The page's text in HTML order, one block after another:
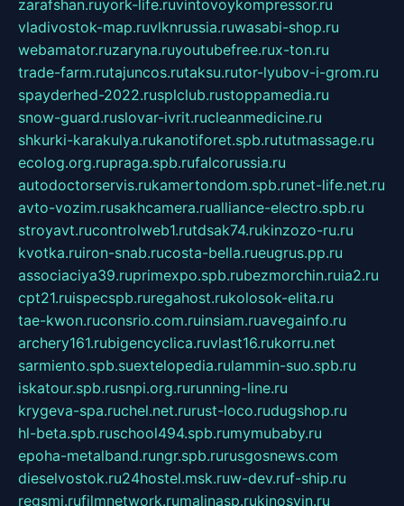
zarafshan.ruyork-life.ruvintovoykompressor.ru
vladivostok-map.ruvlknrussia.ruwasabi-shop.ru
webamator.ruzaryna.ruyoutubefree.rux-ton.ru
trade-farm.rutajuncos.rutaksu.rutor-lyubov-i-grom.ru
spayderhed-2022.rusplclub.rustoppamedia.ru
snow-guard.ruslovar-ivrit.rucleanmedicine.ru
shkurki-karakulya.rukanotiforet.spb.rututmassage.ru
ecolog.org.rupraga.spb.rufalcorussia.ru
autodoctorservis.rukamertondom.spb.runet-life.net.ru
avto-vozim.rusakhcamera.rualliance-electro.spb.ru
stroyavt.rucontrolweb1.rutdsak74.rukinzozo-ru.ru
kvotka.ruiron-snab.rucosta-bella.rueugrus.pp.ru
associaciya39.ruprimexpo.spb.rubezmorchin.ruia2.ru
cpt21.ruispecspb.ruregahost.rukolosok-elita.ru
tae-kwon.ruconsrio.com.ruinsiam.ruavegainfo.ru
archery161.rubigencyclica.ruvlast16.rukorru.net
sarmiento.spb.suextelopedia.rulammin-suo.spb.ru
iskatour.spb.rusnpi.org.rurunning-line.ru
krygeva-spa.ruchel.net.rurust-loco.rudugshop.ru
hl-beta.spb.ruschool494.spb.rumymubaby.ru
epoha-metalband.rungr.spb.rurusgosnews.com
dieselvostok.ru24hostel.msk.ruw-dev.ruf-ship.ru
regsmi.rufilmnetwork.rumalinasp.rukinosvin.ru